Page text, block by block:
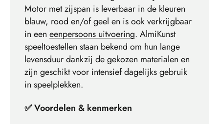
Motor met zijspan is leverbaar in de kleuren
blauw, rood en/of geel en is ook verkrijgbaar
in een eenpersoons uitvoering. AlmiKunst
speeltoestellen staan bekend om hun lange
levensduur dankzij de gekozen materialen en
zijn geschikt voor intensief dagelijks gebruik
in speelplekken.
✅ Voordelen & kenmerken